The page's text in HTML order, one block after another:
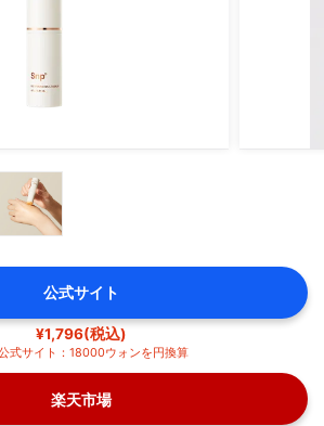
公式サイト
¥1,796(税込)
式サイト：18000ウォンを円換算
楽天市場